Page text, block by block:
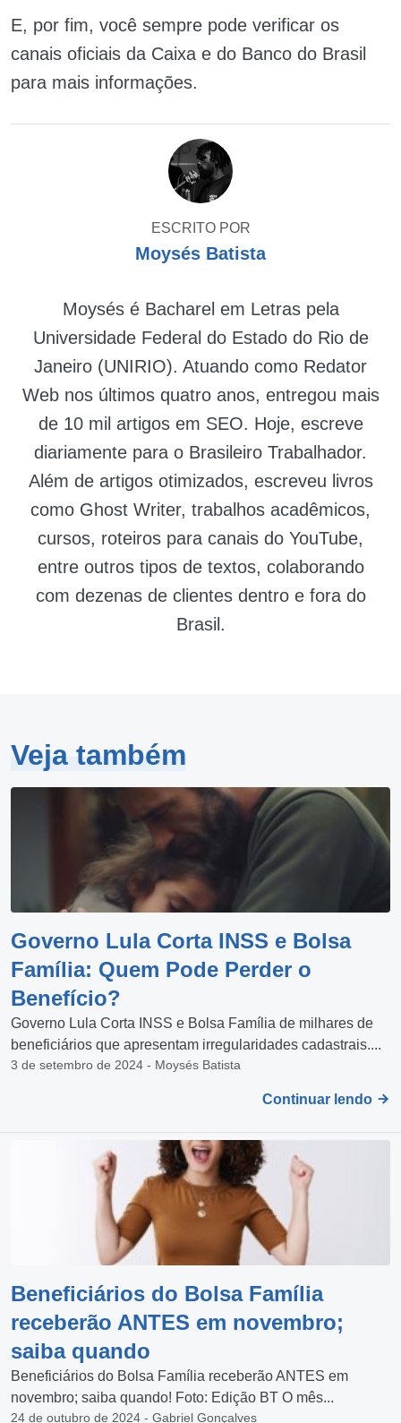
E, por fim, você sempre pode verificar os
canais oficiais da Caixa e do Banco do Brasil
para mais informações.
ESCRITO POR
Moysés Batista
Moysés é Bacharel em Letras pela
Universidade Federal do Estado do Rio de
Janeiro (UNIRIO). Atuando como Redator
Web nos últimos quatro anos, entregou mais
de 10 mil artigos em SEO. Hoje, escreve
diariamente para o Brasileiro Trabalhador.
Além de artigos otimizados, escreveu livros
como Ghost Writer, trabalhos acadêmicos,
cursos, roteiros para canais do YouTube,
entre outros tipos de textos, colaborando
com dezenas de clientes dentro e fora do
Brasil.
Veja também
Governo Lula Corta INSS e Bolsa
Família: Quem Pode Perder o
Benefício?
Governo Lula Corta INSS e Bolsa Família de milhares de
beneficiários que apresentam irregularidades cadastrais....
3 de setembro de 2024 - Moysés Batista
Continuar lendo
Beneficiários do Bolsa Família
receberão ANTES em novembro;
saiba quando
Beneficiários do Bolsa Família receberão ANTES em
novembro; saiba quando! Foto: Edição BT O mês...
24 de outubro de 2024 - Gabriel Gonçalves